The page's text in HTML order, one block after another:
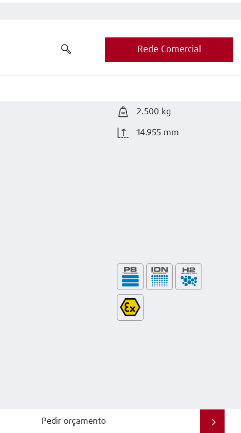
Rede Comercial
2.500 kg
14.955 mm
Pedir orçamento